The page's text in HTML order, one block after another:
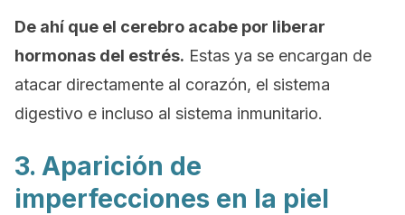
De ahí que el cerebro acabe por liberar
hormonas del estrés. Estas ya se encargan de
atacar directamente al corazón, el sistema
digestivo e incluso al sistema inmunitario.
3. Aparición de
imperfecciones en la piel